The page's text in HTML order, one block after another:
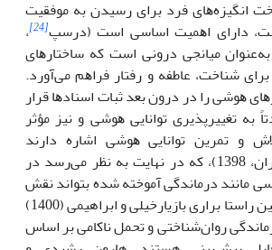
اﻧﮕﯿﺰهﻫﺎی ﻓﺮد ﺑﺮای رﺳﯿﺪن ﺑﻪ ﻣﻮﻓﻘﯿﺖ
دارای اﻫﻤﯿﺖ اﺳﺎﺳﯽ اﺳﺖ (درسپ[24]
،
ﺑﻪﻋﻨﻮان میانجی دروﻧﯽ اﺳﺖ ﮐﻪ ﺳﺎﺧﺘﺎرﻫﺎی
ﺷﻨﺎﺧﺖ، ﻋﺎﻃﻔﻪ و رﻓﺘﺎر ﻓﺮاﻫﻢ ﻣﯽآورد.
ﻫﻮﺷﯽ را در درون ﺑﻌﺪ ﺛﺒﺎت اﺳﻨﺎدﻫﺎ ﻗﺮار
ﺑﻪ ﺗﻐﯿﯿﺮﭘﺬﯾﺮی ﺗﻮاﻧﺎﯾﯽ ﻫﻮﺷﯽ و ﻧﯿﺰ ﻣﺆﺛﺮ
و ﺗﻤﺮﯾﻦ ﺗﻮاﻧﺎﯾﯽ ﻫﻮﺷﯽ اﺷﺎره دارﻧﺪ
(میرزابیگی و همکاران، 1398)، که در نهایت به نظر می‌رسد در
مانند درماندگی آموخته شده بتواند نقش
داشته باشد. در همین راستا براری بازیارخیلی و ابراهیمی (1400)
روان‌شناختی و تحمل ناکامی بر اساس